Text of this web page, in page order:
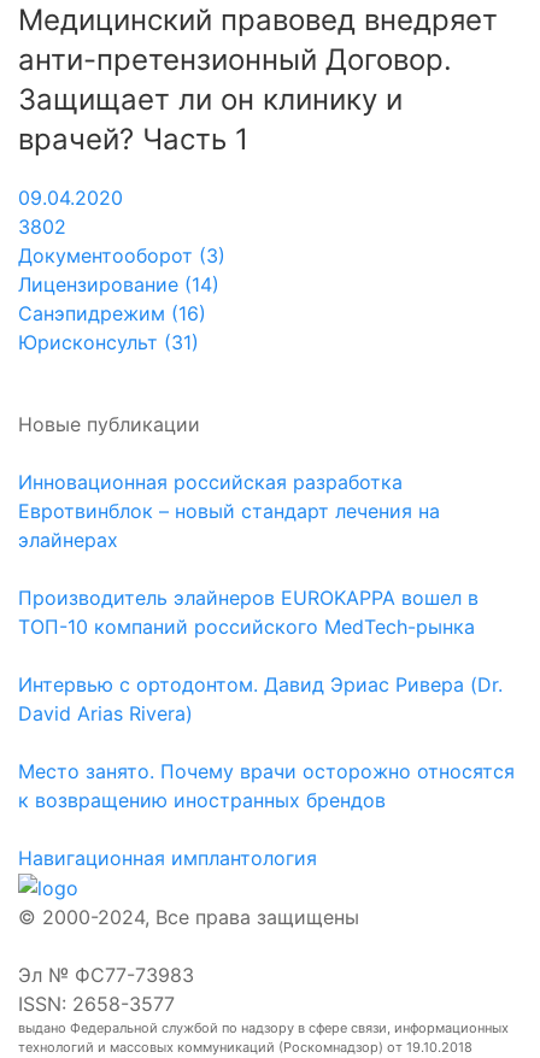
Медицинский правовед внедряет
анти-претензионный Договор.
Защищает ли он клинику и
врачей? Часть 1
09.04.2020
3802
Документооборот (3)
Лицензирование (14)
Санэпидрежим (16)
Юрисконсульт (31)
Новые публикации
Инновационная российская разработка
Евротвинблок – новый стандарт лечения на
элайнерах
Производитель элайнеров EUROKAPPA вошел в
ТОП-10 компаний российского MedTech-рынка
Интервью с ортодонтом. Давид Эриас Ривера (Dr.
David Arias Rivera)
Место занято. Почему врачи осторожно относятся
к возвращению иностранных брендов
Навигационная имплантология
© 2000-2024, Все права защищены
Эл № ФС77-73983
ISSN: 2658-3577
выдано Федеральной службой по надзору в сфере связи, информационных
технологий и массовых коммуникаций (Роскомнадзор) от 19.10.2018